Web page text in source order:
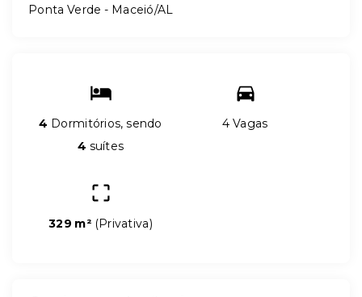
Ponta Verde - Maceió/AL
4 Dormitórios, sendo
4 suítes
4 Vagas
329 m² (Privativa)